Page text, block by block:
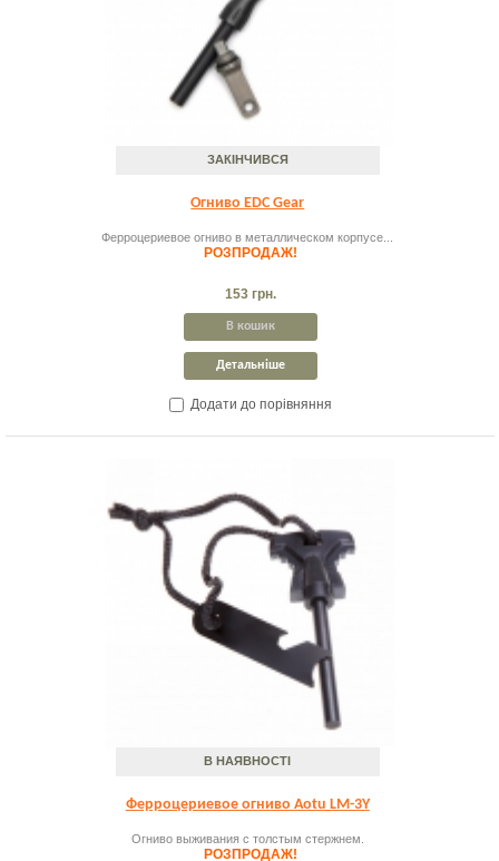
ЗАКІНЧИВСЯ
Огниво EDC Gear
Ферроцериевое огниво в металлическом корпусе...
РОЗПРОДАЖ!
153 грн.
В кошик
Детальніше
Додати до порівняння
В НАЯВНОСТІ
Ферроцериевое огниво Aotu LM-3Y
Огниво выживания с толстым стержнем.
РОЗПРОДАЖ!